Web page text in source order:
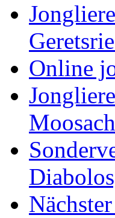
Online
Moosach